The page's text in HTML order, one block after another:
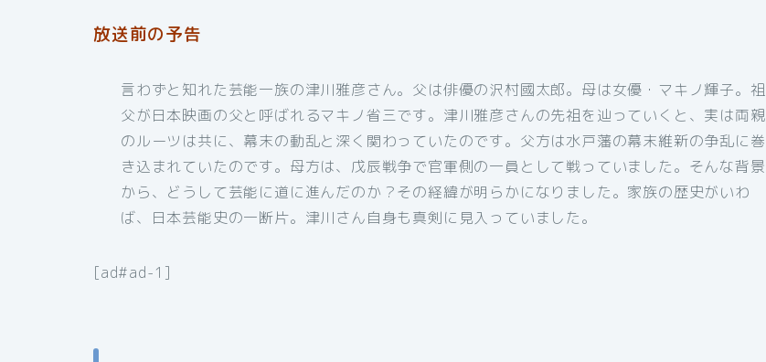
放送前の予告
言わずと知れた芸能一族の津川雅彦さん。父は俳優の沢村國太郎。母は女優・マキノ輝子。祖
父が日本映画の父と呼ばれるマキノ省三です。津川雅彦さんの先祖を辿っていくと、実は両親
のルーツは共に、幕末の動乱と深く関わっていたのです。父方は水戸藩の幕末維新の争乱に巻
き込まれていたのです。母方は、戊辰戦争で官軍側の一員として戦っていました。そんな背景
から、どうして芸能に道に進んだのか？その経緯が明らかになりました。家族の歴史がいわ
ば、日本芸能史の一断片。津川さん自身も真剣に見入っていました。
[ad#ad-1]